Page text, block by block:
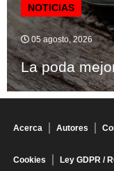
NOTICIAS
05 agosto, 2026
La poda
Acerca Autores
Cookies Ley GDPR /